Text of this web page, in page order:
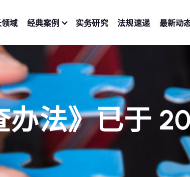
域 经典案例 实务研究 法规速递 最新动
法》已于